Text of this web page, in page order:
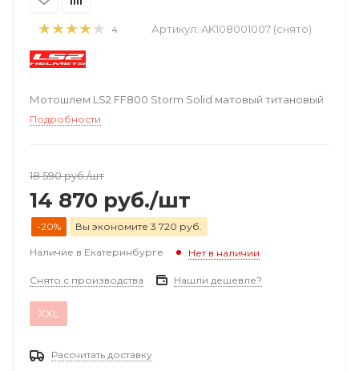
4 Артикул: AK108001007 (снято)
Мотошлем LS2 FF800 Storm Solid матовый титановый
Подробности
18 590руб./шт
14 870 руб./шт
-20% Вы экономите 3 720 руб.
Наличие в Екатеринбурге Нет в наличии
Снято с производства Нашли дешевле?
XXL
Рассчитать доставку